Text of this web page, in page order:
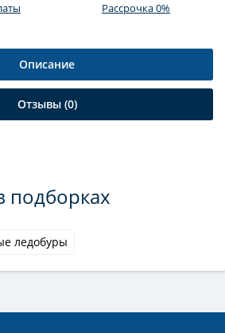
Рассрочка 0%
Описание
Отзывы (0)
подборках
ледобуры